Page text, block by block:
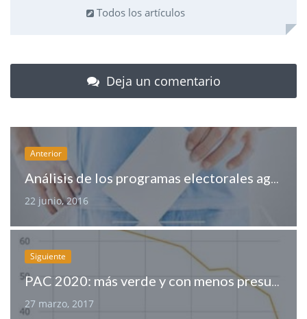
Todos los artículos
Deja un comentario
Anterior
Análisis de los programas electorales agrarios del 26J
22 junio, 2016
Siguiente
PAC 2020: más verde y con menos presupuesto
27 marzo, 2017